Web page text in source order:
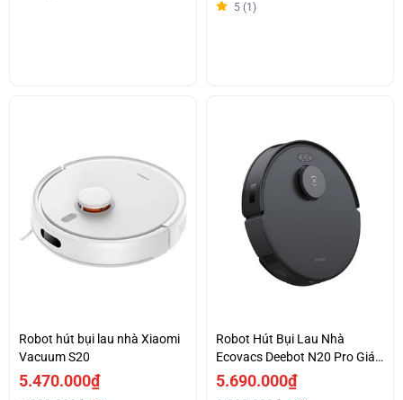
5 (1)
Robot hút bụi lau nhà Xiaomi
Vacuum S20
5.470.000₫
Robot Hút Bụi Lau Nhà
Ecovacs Deebot N20 Pro Giá
Tốt
5.690.000₫